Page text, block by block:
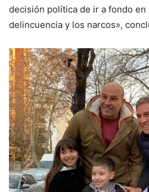
decisión política de ir a fondo en
delincuencia y los narcos»,